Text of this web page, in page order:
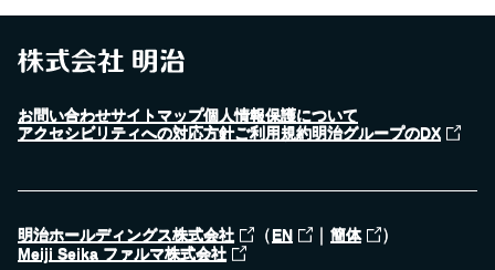
お問い合わせサイトマップ個人情報保護について
アクセシビリティへの対応方針ご利用規約明治グループのDX
明治ホールディングス株式会社 （EN ｜ 簡体 ）
Meiji Seika ファルマ株式会社